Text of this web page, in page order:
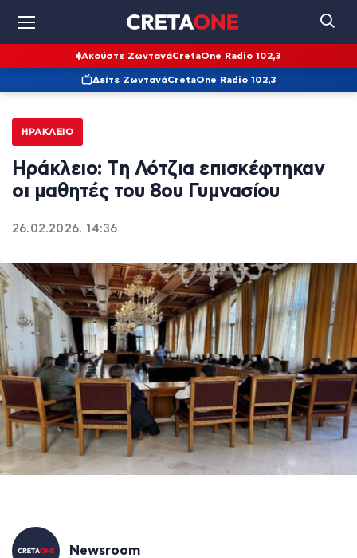
Ακούστε ΖωντανάCretaOne Radio 102,3
Δείτε ΖωντανάCretaOne Radio 102,3
ΗΡΆΚΛΕΙΟ
Ηράκλειο: Tη Λότζια επισκέφτηκαν
οι μαθητές του 8ου Γυμνασίου
26.02.2026, 14:36
Newsroom